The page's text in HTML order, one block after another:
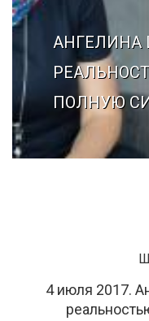
АНГЕЛИНА
ПОЛНУЮ
4 июля 2017.